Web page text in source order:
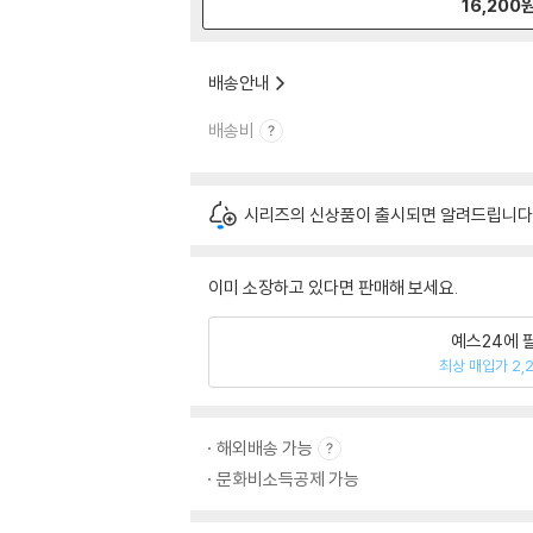
16,200
배송안내
배송비
시리즈의 신상품이 출시되면 알려드립니
이미 소장하고 있다면 판매해 보세요.
예스24에
최상 매입가
해외배송 가능
문화비소득공제 가능